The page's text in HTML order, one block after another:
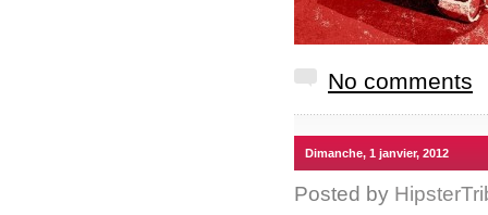
No comments
Dimanche, 1 janvier, 2012
Posted by